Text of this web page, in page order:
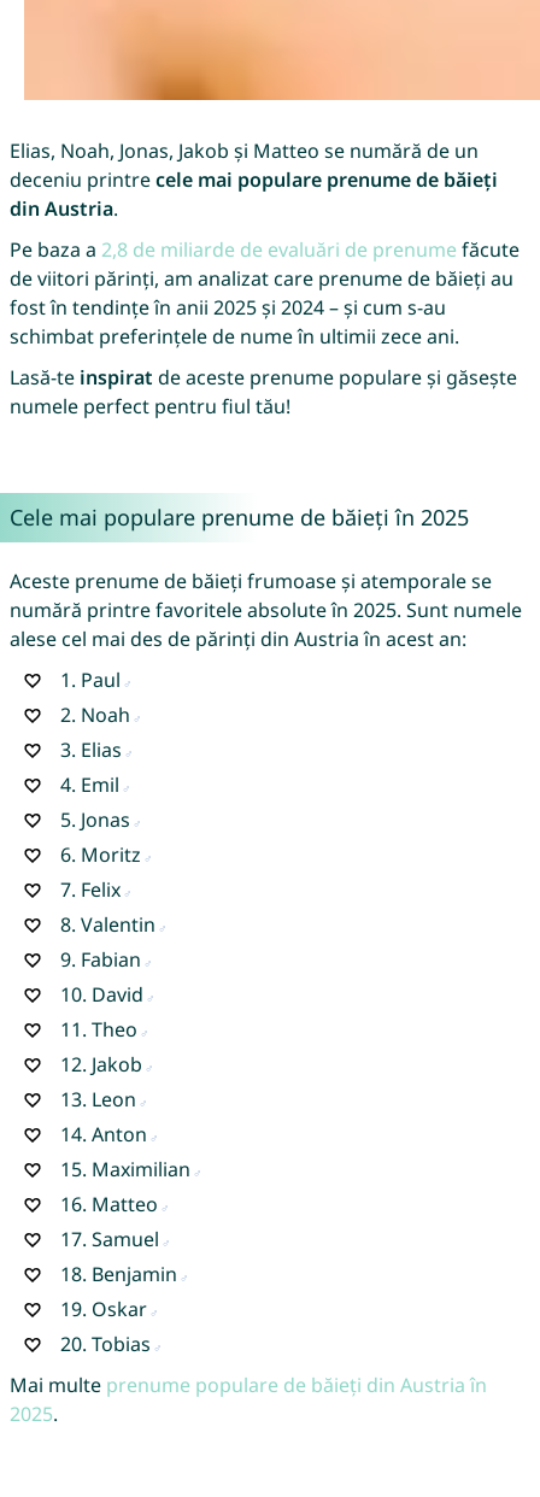
Elias, Noah, Jonas, Jakob și Matteo se numără de un
deceniu printrecele mai populare prenume de băieți
din Austria.
Pe baza a 2,8 de miliarde de evaluări de prenume făcute
de viitori părinți, am analizat care prenume de băieți au
fost în tendințe în anii 2025 și 2024 – și cum s-au
schimbat preferințele de nume în ultimii zece ani.
Lasă-te inspirat de aceste prenume populare și găsește
numele perfect pentru fiul tău!
Cele mai populare prenume de băieți în 2025
Aceste prenume de băieți frumoase și atemporale se
numără printre favoritele absolute în 2025. Sunt numele
alese cel mai des de părinți din Austria în acest an:
1. Paul
2. Noah
3. Elias
4. Emil
5. Jonas
6. Moritz
7. Felix
8. Valentin
9. Fabian
10. David
11. Theo
12. Jakob
13. Leon
14. Anton
15. Maximilian
16. Matteo
17. Samuel
18. Benjamin
19. Oskar
20. Tobias
Mai multe prenume populare de băieți din Austria în
2025.